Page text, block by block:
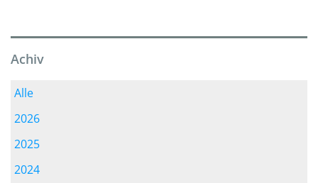
Achiv
Alle
2026
2025
2024